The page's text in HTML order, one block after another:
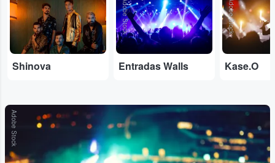
Shinova
Adobe Stock
Entradas Walls
Adobe Stock
Kase.O
Adobe Stock